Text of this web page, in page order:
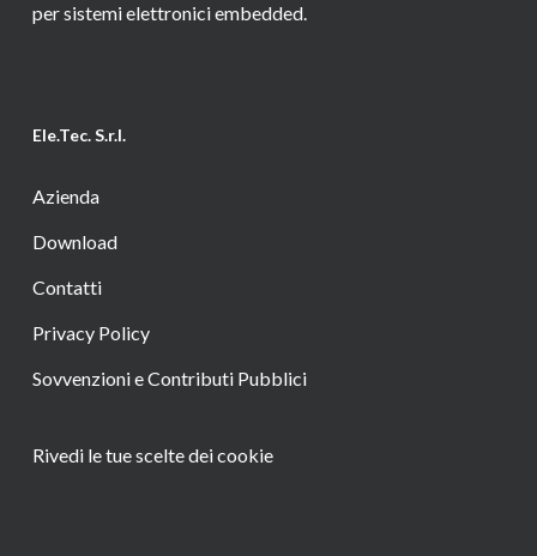
per sistemi elettronici embedded.
Ele.Tec. S.r.l.
Azienda
Download
Contatti
Privacy Policy
Sovvenzioni e Contributi Pubblici
Rivedi le tue scelte dei cookie